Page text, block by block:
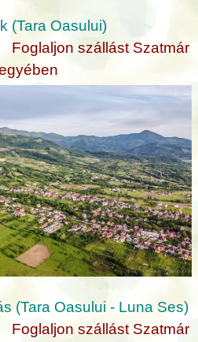
(Tara Oasului)
Foglaljon szállást Szatmár
(Tara Oasului - Luna Ses)
Foglaljon szállást Szatmár